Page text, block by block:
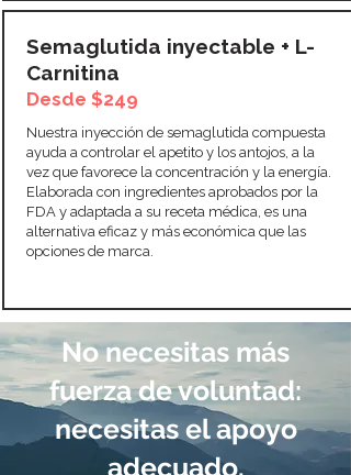
Semaglutida inyectable + L-
Carnitina
Desde $249
Nuestra inyección de semaglutida compuesta
ayuda a controlar el apetito y los antojos, a la
vez que favorece la concentración y la energía.
Elaborada con ingredientes aprobados por la
FDA y adaptada a su receta médica, es una
alternativa eficaz y más económica que las
opciones de marca.
No necesitas más
fuerza de voluntad:
necesitas el apoyo
adecuado.